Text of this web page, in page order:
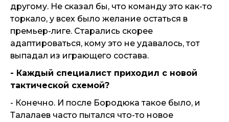
другому. Не сказал бы, что команду это как-то
торкало, у всех было желание остаться в
премьер-лиге. Старались скорее
адаптироваться, кому это не удавалось, тот
выпадал из играющего состава.
- Каждый специалист приходил с новой
тактической схемой?
- Конечно. И после Бородюка такое было, и
Талалаев часто пытался что-то новое